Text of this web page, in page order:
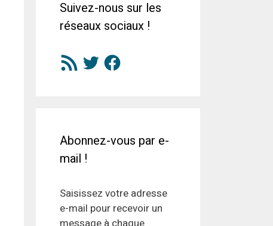
Suivez-nous sur les
réseaux sociaux !
Flux
RSS
TwitterFacebook
Abonnez-vous par e-
mail !
Saisissez votre adresse
e-mail pour recevoir un